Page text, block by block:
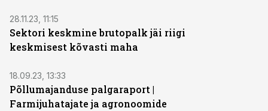
28.11.23, 11:15
Sektori keskmine brutopalk jäi riigi
keskmisest kõvasti maha
18.09.23, 13:33
Põllumajanduse palgaraport |
Farmijuhatajate ja agronoomide